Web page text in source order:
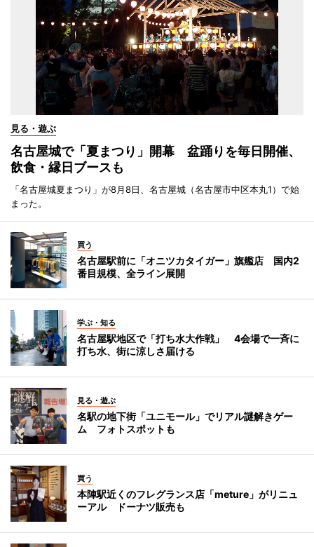
見る・遊ぶ
名古屋城で「夏まつり」開幕 盆踊りを毎日開催、
飲食・縁日ブースも
「名古屋城夏まつり」が8月8日、名古屋城（名古屋市中区本丸1）で始
まった。
買う
名古屋駅前に「オニツカタイガー」旗艦店 国内2
番目規模、全ライン展開
学ぶ・知る
名古屋駅地区で「打ち水大作戦」 4会場で一斉に
打ち水、街に涼しさ届ける
見る・遊ぶ
名駅の地下街「ユニモール」でリアル謎解きゲー
ム フォトスポットも
買う
本陣駅近くのフレグランス店「meture」がリニュ
ーアル ドーナツ販売も